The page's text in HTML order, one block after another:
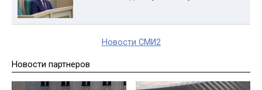
Новости СМИ2
Новости партнеров